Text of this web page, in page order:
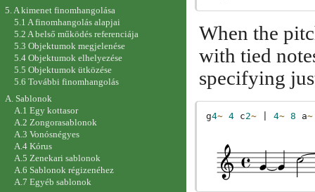
When the
with tied
specifying
g4~ 4 c2~ 4~ 8 a~
5. A kimenet finomhangolása
5.1 A finomhangolás alapjai
5.2 A belső működés referenciája
5.3 Objektumok megjelenése
5.4 Objektumok elhelyezése
5.5 Objektumok ütközése
5.6 További finomhangolás
A. Sablonok
A.1 Egy kottasor
A.2 Zongorasablonok
A.3 Vonósnégyes
A.4 Kórus
A.5 Zenekari sablonok
A.6 Sablonok régizenéhez
A.7 Egyéb sablonok